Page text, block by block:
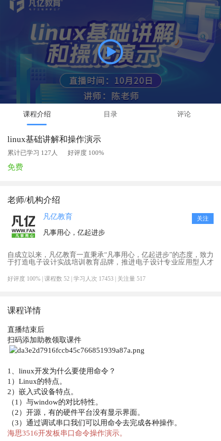
课程介绍 目录 评论
linux基础讲解和操作演示
累计已学习 127人 好评度 100%
免费
老师/机构介绍
凡亿教育 关注
凡事用心，亿起进步
自成立以来，凡亿教育一直秉承“凡事用心，亿起进步”的态度，致力
于打造电子设计实战培训教育品牌，推进电子设计专业应用型人才
好评度 100% | 课程数 52 | 学习人次 17453 | 关注量 517
课程详情
直播结束后
扫码添加助教领取课件
1、linux开发为什么要使用命令？
1）Linux的特点。
2）嵌入式设备特点。
（1）与window的对比特性。
（2）开源，有的硬件平台没有显示界面。
（3）通过调试串口我们可以用命令去完成各种操作。
海思3516开发板串口命令操作演示。